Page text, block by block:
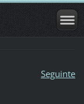
Seguinte